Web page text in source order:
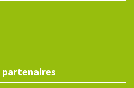
partenaires